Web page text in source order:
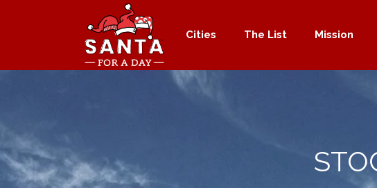
Cities The List Mission